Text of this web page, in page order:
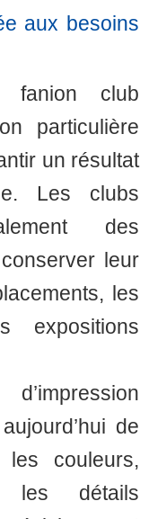
aux besoins
fanion club
particulière
un résultat
Les clubs
des
leur
les
expositions
de
les couleurs,
les détails